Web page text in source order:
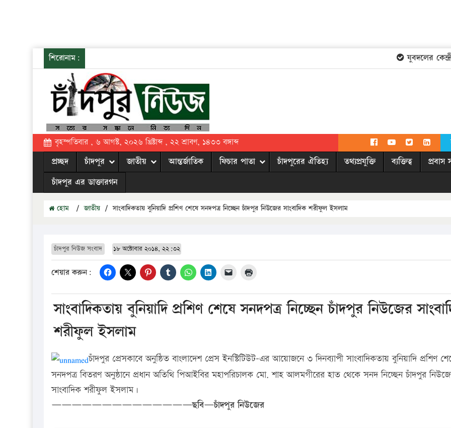
শিরোনাম: যুবদলের
বৃহস্পতিবার , ৬ আগস্ট, ২০২৬ খ্রিষ্টাব্দ , ২২ শ্রাবণ, ১৪৩৩ বঙ্গাব্দ
প্রচ্ছদ চাঁদপুর জাতীয় আন্তর্জাতিক ফিচার পাতা চাঁদপুরের ঐতিহ্য তথ্যপ্রযুক্তি ব্যক্তিত্ব প্রবাস
চাঁদপুর এর ডাক্তারগন
হোম / জাতীয় / সাংবাদিকতায় বুনিয়াদি প্রশিণ শেষে সনদপত্র নিচ্ছেন চাঁদপুর নিউজের সাংবাদিক শরীফুল ইসলাম
চাঁদপুর নিউজ সংবাদ ১৮ অক্টোবার ২০১৪, ২২:৩২
শেয়ার করুন:
সাংবাদিকতায় বুনিয়াদি প্রশিণ শেষে সনদপত্র নিচ্ছেন চাঁদপুর নিউজের
শরীফুল ইসলাম
চাঁদপুর প্রেসকাবে অনুষ্ঠিত বাংলাদেশ প্রেস ইনস্টিটিউট-এর আয়োজনে ৩ দিনব্যাপী সাংবাদিকতায় বুনিয়াদি প্রশিণ
সনদপত্র বিতরণ অনুষ্ঠানে প্রধান অতিথি পিআইবির মহাপরিচালক মো. শাহ আলমগীরের হাত থেকে সনদ নিচ্ছেন চাঁদপুর
সাংবাদিক শরীফুল ইসলাম।
——————————————ছবি—চাঁদপুর নিউজের